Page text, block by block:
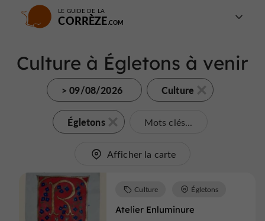
LE GUIDE DE LA
CORRÈZE
Culture à Égletons à venir
> 09/08/2026 Culture
Égletons Mots clés...
Afficher la carte
Atelier Enluminure
Culture Égletons